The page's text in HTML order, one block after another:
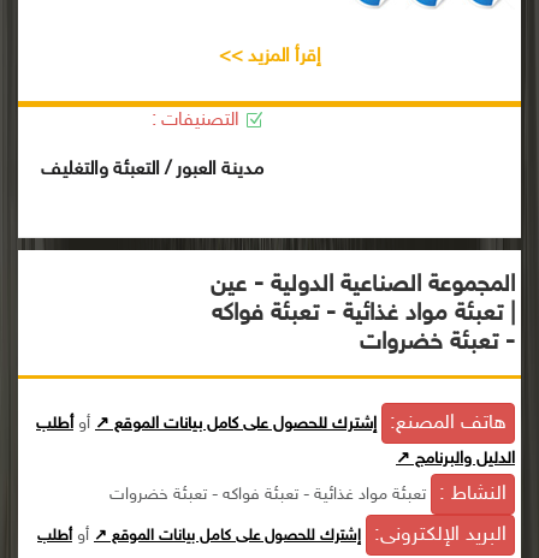
إقرأ المزيد >>
التصنيفات :
مدينة العبور / التعبئة والتغليف
المجموعة الصناعية الدولية - عين
| تعبئة مواد غذائية - تعبئة فواكه
- تعبئة خضروات
هاتف المصنع: إشترك للحصول على كامل بيانات الموقع ↗ أوأطلب
الدليل والبرنامج ↗
النشاط : تعبئة مواد غذائية - تعبئة فواكه - تعبئة خضروات
البريد الإلكترونى: إشترك للحصول على كامل بيانات الموقع ↗ أوأطلب